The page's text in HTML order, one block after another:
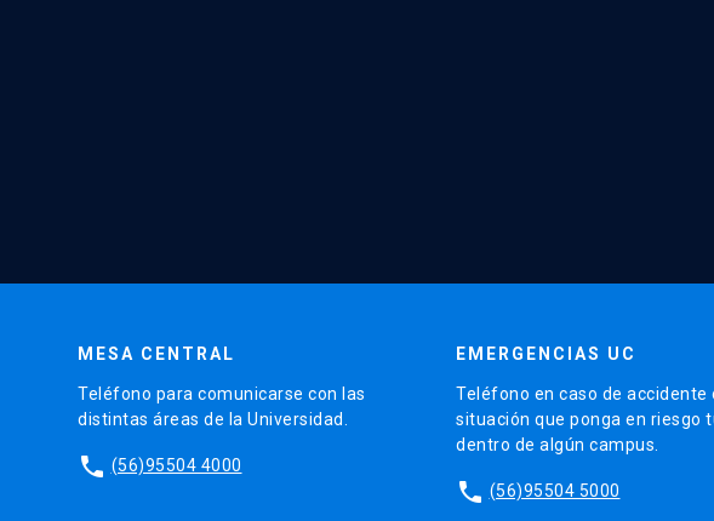
MESA CENTRAL
Teléfono para comunicarse con las
distintas áreas de la Universidad.
phone (56)95504 4000
EMERGENCIAS UC
Teléfono en caso de accidente
situación que ponga en riesgo
dentro de algún campus.
phone (56)95504 5000